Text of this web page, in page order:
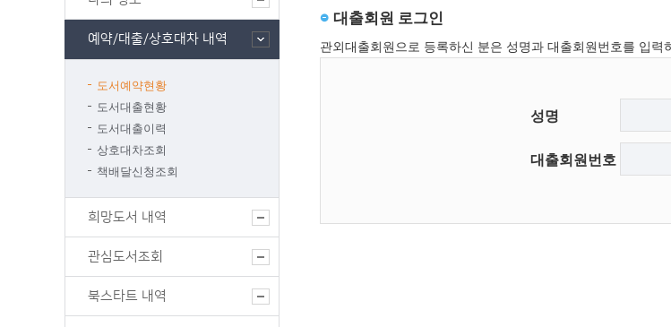
예약/대출/상호대차 내역
도서예약현황
도서대출현황
도서대출이력
상호대차조회
책배달신청조회
희망도서 내역
관심도서조회
북스타트 내역